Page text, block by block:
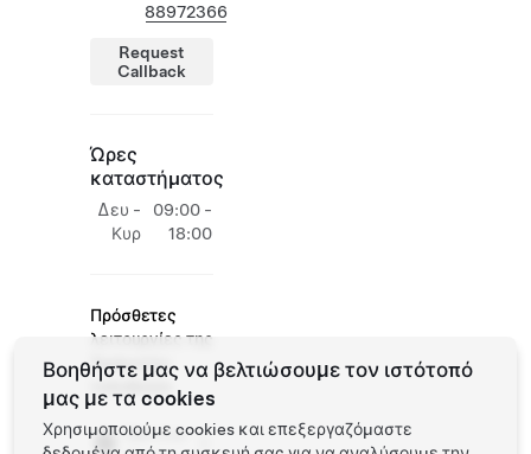
88972366
Request
Callback
Ώρες
καταστήματος
Δευ -
Κυρ
09:00 -
18:00
Πρόσθετες
λειτουργίες της
Tesla στην
τοποθεσία
Service
Βοηθήστε μας να βελτιώσουμε τον ιστότοπό
μας με τα cookies
Χρησιμοποιούμε cookies και επεξεργαζόμαστε